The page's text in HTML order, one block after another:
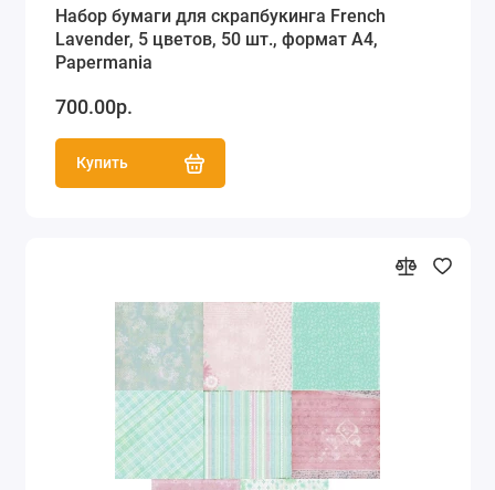
Набор бумаги для скрапбукинга French
Lavender, 5 цветов, 50 шт., формат А4,
Papermania
700.00р.
Купить